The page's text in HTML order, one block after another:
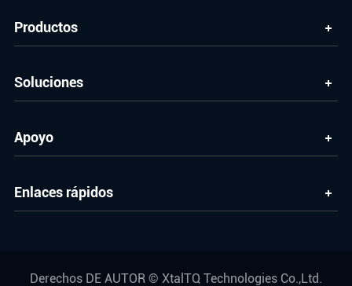
Productos
Soluciones
Apoyo
Enlaces rápidos
Derechos DE AUTOR © XtalTQ Technologies Co.,Ltd.